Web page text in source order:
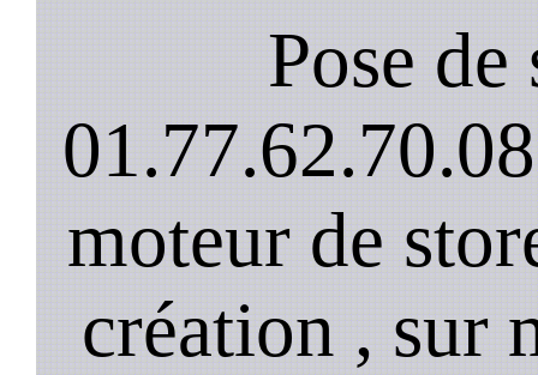
Pose de
moteur de
création , sur